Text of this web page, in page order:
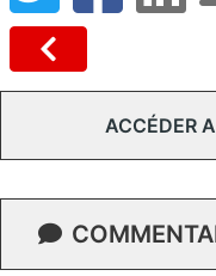
ACCÉDER